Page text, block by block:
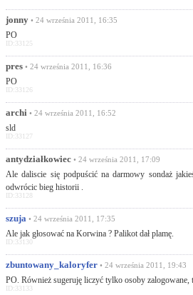
jonny • 24 września 2011, 16:35
PO
ID:33125
pres • 24 września 2011, 16:36
PO
ID:33126
archi • 24 września 2011, 16:52
sld
ID:33127
antydziałkowiec • 24 września 2011, 17:09
Ale daliscie się podpuścić na darmowy sondaż
odwrócic bieg historii .
ID:33128
szuja • 24 września 2011, 17:35
Ale jak głosować na Korwina ? Palikot dał plamę.
ID:33130
zbuntowany_kaloryfer • 24 września 2011, 19:43
PO. Również sugeruję liczyć tylko osoby zalogowane,
ID:33133